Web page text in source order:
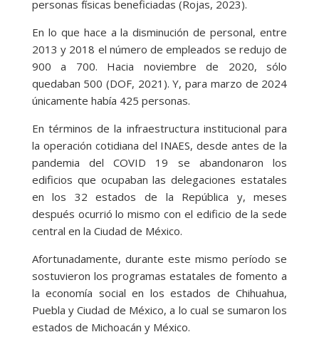
personas físicas beneficiadas (Rojas, 2023).
En lo que hace a la disminución de personal, entre
2013 y 2018 el número de empleados se redujo de
900 a 700. Hacia noviembre de 2020, sólo
quedaban 500 (DOF, 2021). Y, para marzo de 2024
únicamente había 425 personas.
En términos de la infraestructura institucional para
la operación cotidiana del INAES, desde antes de la
pandemia del COVID 19 se abandonaron los
edificios que ocupaban las delegaciones estatales
en los 32 estados de la República y, meses
después ocurrió lo mismo con el edificio de la sede
central en la Ciudad de México.
Afortunadamente, durante este mismo período se
sostuvieron los programas estatales de fomento a
la economía social en los estados de Chihuahua,
Puebla y Ciudad de México, a lo cual se sumaron los
estados de Michoacán y México.